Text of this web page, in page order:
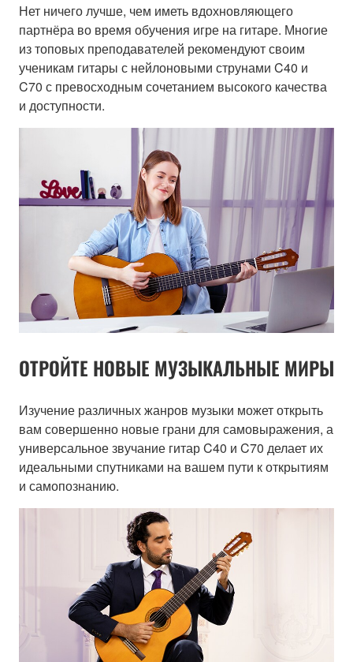
Нет ничего лучше, чем иметь вдохновляющего
партнёра во время обучения игре на гитаре. Многие
из топовых преподавателей рекомендуют своим
ученикам гитары с нейлоновыми струнами C40 и
C70 с превосходным сочетанием высокого качества
и доступности.
ОТРОЙТЕ НОВЫЕ МУЗЫКАЛЬНЫЕ МИРЫ
Изучение различных жанров музыки может открыть
вам совершенно новые грани для самовыражения, а
универсальное звучание гитар C40 и C70 делает их
идеальными спутниками на вашем пути к открытиям
и самопознанию.